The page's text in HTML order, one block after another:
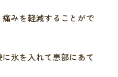
みを軽減することがで
氷を入れて患部にあて